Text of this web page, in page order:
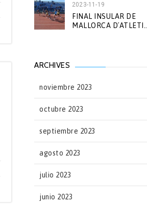
2023-11-19
FINAL INSULAR DE
MALLORCA D´ATLETI...
ARCHIVES
noviembre 2023
octubre 2023
septiembre 2023
agosto 2023
julio 2023
junio 2023